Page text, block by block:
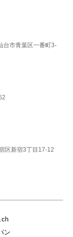
市青葉区一番町3-
区新宿3丁目17-12
ン